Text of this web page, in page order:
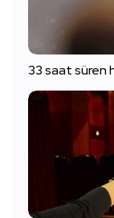
33 saat süren